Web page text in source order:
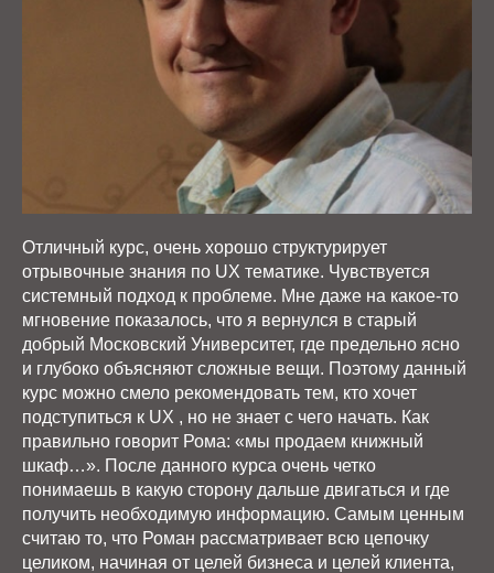
Отличный курс, очень хорошо структурирует
отрывочные знания по UX тематике. Чувствуется
системный подход к проблеме. Мне даже на какое-то
мгновение показалось, что я вернулся в старый
добрый Московский Университет, где предельно ясно
и глубоко объясняют сложные вещи. Поэтому данный
курс можно смело рекомендовать тем, кто хочет
подступиться к UX , но не знает с чего начать. Как
правильно говорит Рома: «мы продаем книжный
шкаф…». После данного курса очень четко
понимаешь в какую сторону дальше двигаться и где
получить необходимую информацию. Самым ценным
считаю то, что Роман рассматривает всю цепочку
целиком, начиная от целей бизнеса и целей клиента,